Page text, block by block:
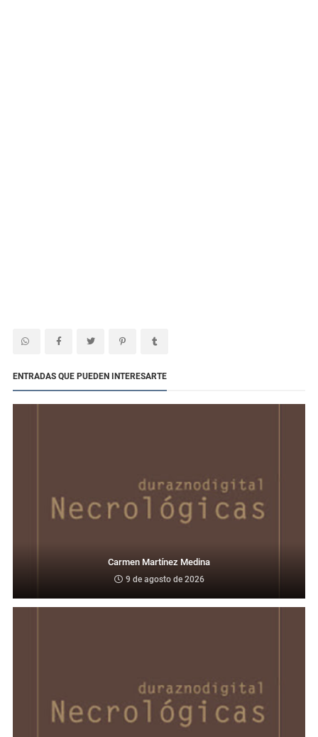
ENTRADAS QUE PUEDEN INTERESARTE
Carmen Martínez Medina
9 de agosto de 2026